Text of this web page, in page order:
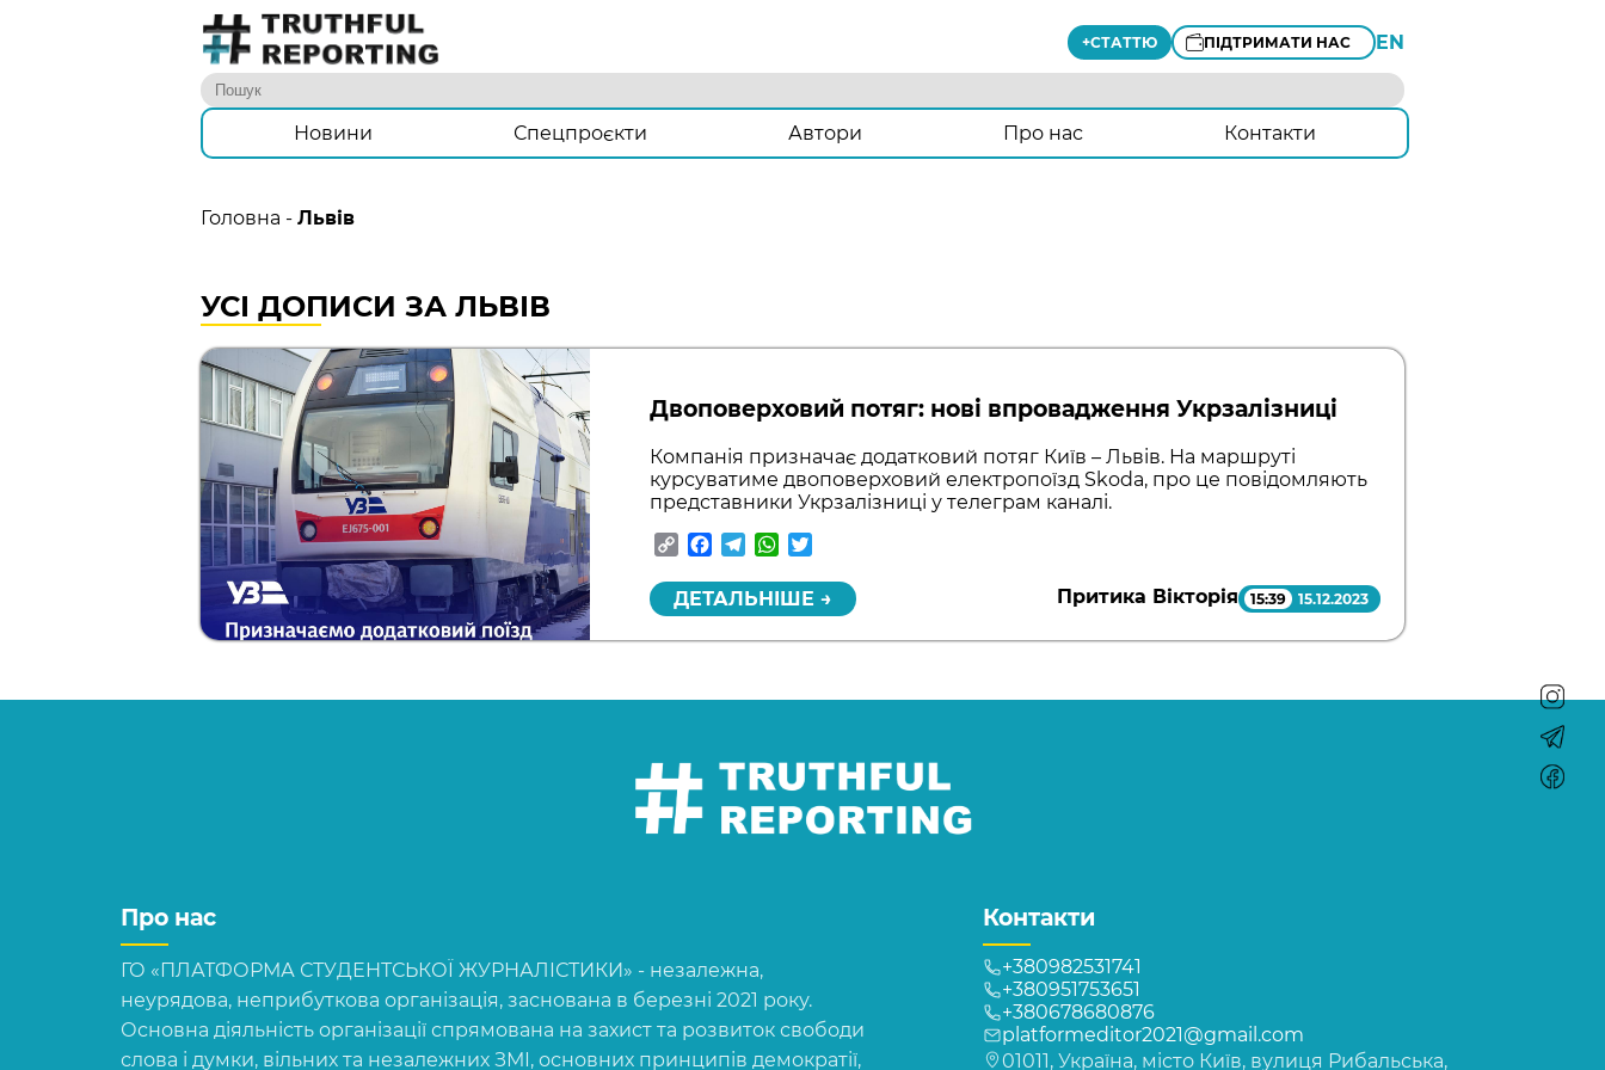
+СТАТТЮ ПІДТРИМАТИ НАС EN
Новини Спецпроєкти Автори Про нас Контакти
Головна - Львів
УСІ ДОПИСИ ЗА ЛЬВІВ
Двоповерховий потяг: нові впровадження Укрзалізниці
Компанія призначає додатковий потяг Київ – Львів. На маршруті
курсуватиме двоповерховий електропоїзд Skoda, про це повідомляють
представники Укрзалізниці у телеграм каналі.
CopyFacebook
TelegramWhatsApp
ДЕТАЛЬНІШЕ → Притика Вікторія 15:39 15.12.2023
Про нас
ГО «ПЛАТФОРМА СТУДЕНТСЬКОЇ ЖУРНАЛІСТИКИ» - незалежна,
неурядова, неприбуткова організація, заснована в березні 2021 року.
Основна діяльність організації спрямована на захист та розвиток свободи
слова і думки, вільних та незалежних ЗМІ, основних принципів демократії,
Контакти
+380982531741
+380951753651
+380678680876
platformeditor2021@gmail.com
01011, Україна, місто Київ, вулиця Рибальська,